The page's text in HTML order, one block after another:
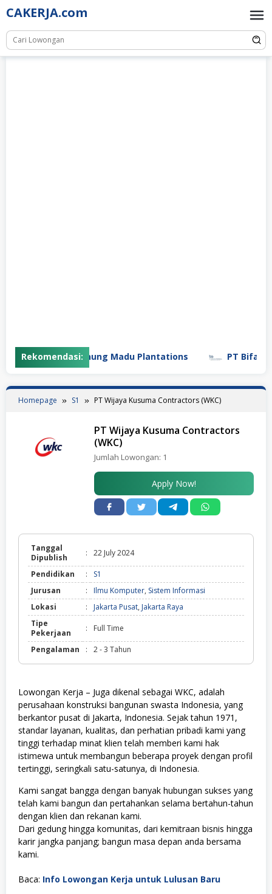
Skip
to
content
CAKERJA.com
Rekomendasi:
PT Gunung Madu Plantations PT Bifarma
Homepage S1 PT Wijaya Kusuma Contractors (WKC)
PT Wijaya Kusuma Contractors
(WKC)
Jumlah Lowongan: 1
Apply Now!
Tanggal
Dipublish
: 22 July 2024
Pendidikan :
S1
Jurusan
: Ilmu Komputer, Sistem Informasi
Lokasi
: Jakarta Pusat, Jakarta Raya
Tipe
Pekerjaan
: Full Time
Pengalaman : 2 - 3 Tahun
Lowongan Kerja – Juga dikenal sebagai WKC, adalah
perusahaan konstruksi bangunan swasta Indonesia, yang
berkantor pusat di Jakarta, Indonesia. Sejak tahun 1971,
standar layanan, kualitas, dan perhatian pribadi kami yang
tinggi terhadap minat klien telah memberi kami hak
istimewa untuk membangun beberapa proyek dengan profil
tertinggi, seringkali satu-satunya, di Indonesia.
Kami sangat bangga dengan banyak hubungan sukses yang
telah kami bangun dan pertahankan selama bertahun-tahun
dengan klien dan rekanan kami.
Dari gedung hingga komunitas, dari kemitraan bisnis hingga
karir jangka panjang; bangun masa depan anda bersama
kami.
Baca: Info Lowongan Kerja untuk Lulusan Baru